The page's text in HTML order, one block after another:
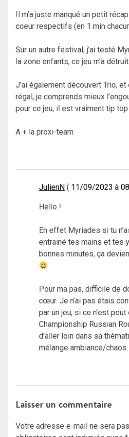
Il m’a juste manqué un petit
coeur respectifs (en 1 min
Sur un autre festival, j’ai testé
la zone enfants, ce jeu m’a
J’ai également découvert Trio, et
régal, je comprends mieux
pour ce jeu, il est vraiment tip
A + la proxi-team
JulienN 11/09/2023 à
Hello !
En effet Myriades si tu
entrainé tes mains et tes
bonnes minutes, ça
Pour ma pas, difficile de
cœur. Je n’ai pas étais
par un jeu, si ce n’est
Championship Russian
d’aller loin dans sa
mélange ambiance/chaos.
Laisser un commentaire
Votre adresse e-mail ne sera